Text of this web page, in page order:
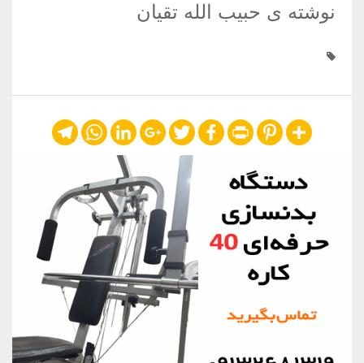
نوشته ی حبیب الله تقیان
Share
Pinterest
Print
Facebook
Twitter
Google+
LinkedIn
WhatsApp
Telegram